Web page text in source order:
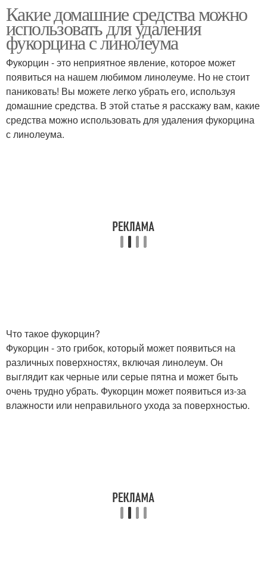
Какие домашние средства можно
использовать для удаления
фукорцина с линолеума
Фукорцин - это неприятное явление, которое может
появиться на нашем любимом линолеуме. Но не стоит
паниковать! Вы можете легко убрать его, используя
домашние средства. В этой статье я расскажу вам, какие
средства можно использовать для удаления фукорцина
с линолеума.
Что такое фукорцин?
Фукорцин - это грибок, который может появиться на
различных поверхностях, включая линолеум. Он
выглядит как черные или серые пятна и может быть
очень трудно убрать. Фукорцин может появиться из-за
влажности или неправильного ухода за поверхностью.